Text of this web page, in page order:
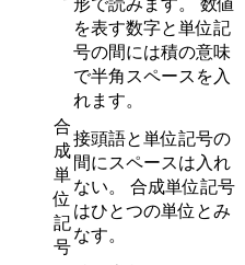
を表す数字と単位記
号の間には積の意味
で半角スペースを入
れます。
合
成
単
位
記
号
接頭語と単位記号の
間にスペースは入れ
ない。 合成単位記号
はひとつの単位とみ
なす。